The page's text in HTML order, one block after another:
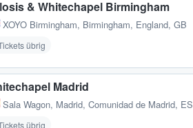
& Whitechapel Birmingham
XOYO Birmingham, Birmingham, England, GB
übrig
Madrid
Sala Wagon, Madrid, Comunidad de Madrid, ES
übrig